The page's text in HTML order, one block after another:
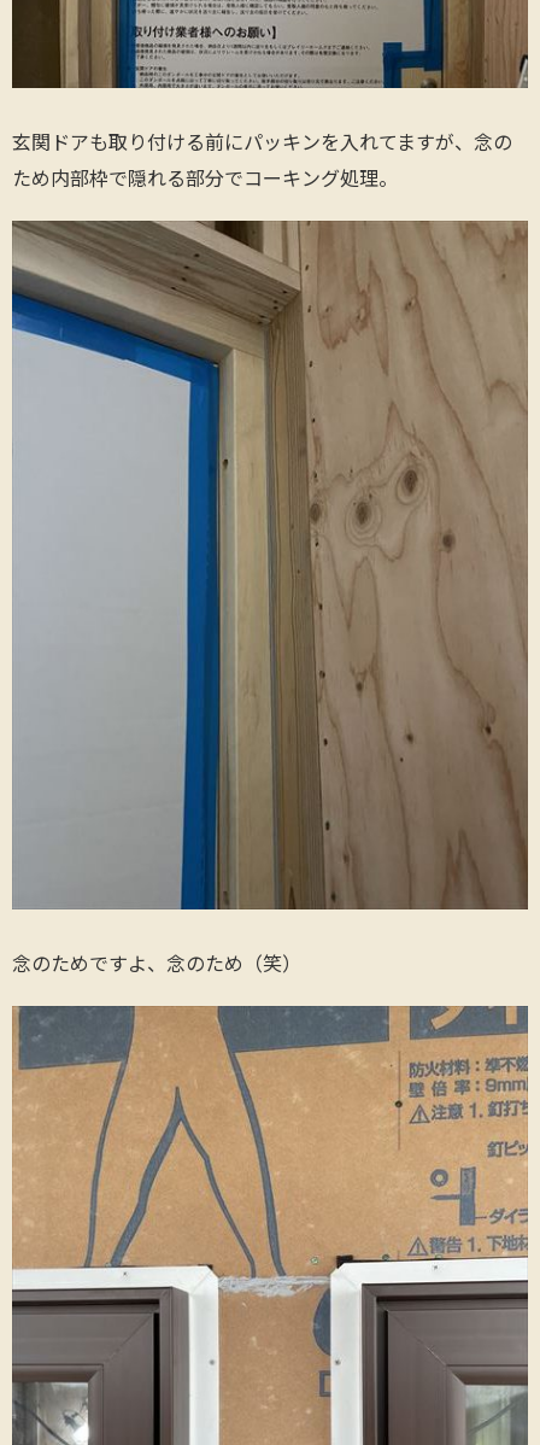
玄関ドアも取り付ける前にパッキンを入れてますが、念の
ため内部枠で隠れる部分でコーキング処理。
念のためですよ、念のため（笑）